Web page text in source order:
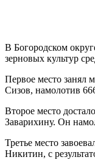
В Богородском
зерновых культур
Первое место занял
Сизов, намолотив
Второе место
Заварихину. Он
Третье место
Никитин, с